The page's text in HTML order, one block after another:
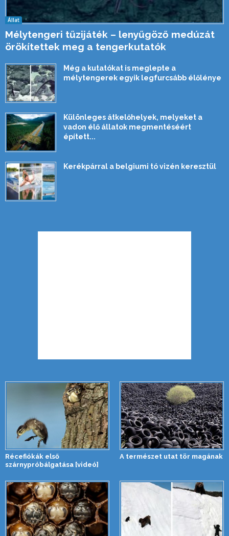
Állat
Mélytengeri tűzijáték – lenyűgöző medúzát
örökítettek meg a tengerkutatók
Még a kutatókat is meglepte a
mélytengerek egyik legfurcsább élőlénye
Különleges átkelőhelyek, melyeket a
vadon élő állatok megmentéséért
épített...
Kerékpárral a belgiumi tó vizén keresztül
Récefiókák első
szárnypróbálgatása [videó]
A természet utat tör magának